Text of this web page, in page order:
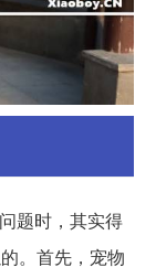
题时，其实得
。首先，宠物